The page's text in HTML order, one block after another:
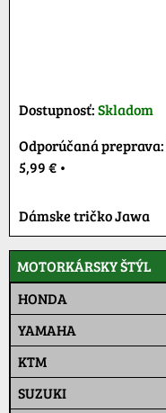
Dostupnosť:Skladom
5,99 € •
Dámske tričko Jawa
MOTORKÁRSKY ŠTÝL
HONDA
YAMAHA
KTM
SUZUKI